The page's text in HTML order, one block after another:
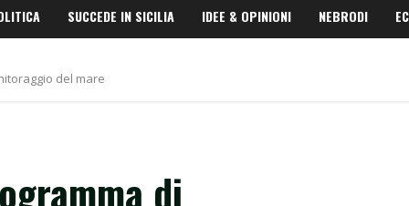
SUCCEDE IN SICILIA IDEE & OPINIONI NEBRODI
del mare
di